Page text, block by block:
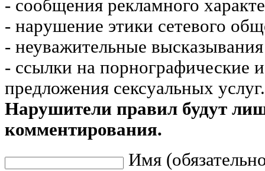
- сообщения рекламного
- нарушение этики сетевого
- неуважительные
- ссылки на порнографические
предложения сексуальных услуг.
Нарушители правил будут
комментирования.
Имя